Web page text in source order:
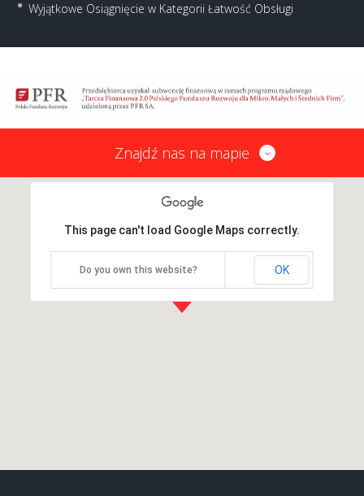
Wyjątkowe Osiągnięcie w Kategorii Łatwość Obsługi
Znajdź nas na mapie
This page can't load Google Maps correctly.
Do you own this website? OK